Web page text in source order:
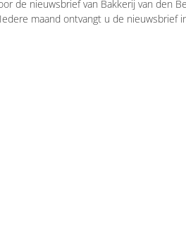
de nieuwsbrief van Bakkerij van den
maand ontvangt u de nieuwsbrief